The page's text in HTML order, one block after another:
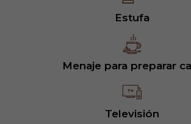
Estufa
Menaje para preparar
Televisión